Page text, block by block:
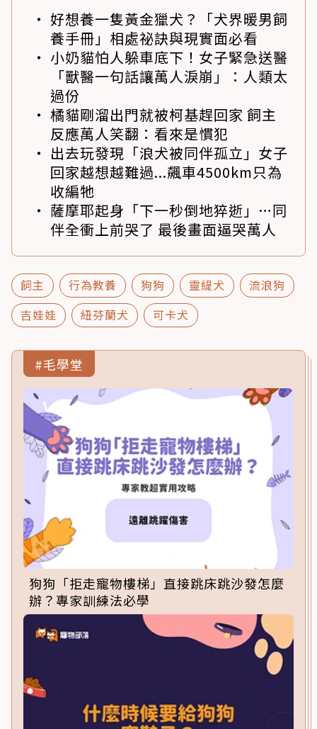
好想養一隻黃金獵犬？「犬界暖男飼
養手冊」相處祕訣與現實面必看
小奶貓怕人躲車底下！女子緊急送醫
「獸醫一句話讓萬人淚崩」：人類太
過份
橘貓剛溜出門就被柯基趕回家 飼主
反應萬人笑翻：看來是慣犯
出去玩發現「浪犬被同伴孤立」女子
回家越想越難過...飆車4500km只為
收編牠
薩摩耶起身「下一秒倒地猝逝」…同
伴全衝上前哭了 最後畫面逼哭萬人
飼主 行為教養 狗狗 靈緹犬
流浪狗
吉娃娃
紐芬蘭犬 可卡犬
#毛學堂
狗狗「拒走寵物樓梯」直接跳床跳沙發怎麼
辦？專家訓練法必學